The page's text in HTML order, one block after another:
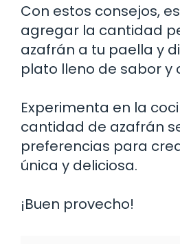
Con estos consejos,
agregar la cantidad
azafrán a tu paella y
plato lleno de sabor y
Experimenta en la
cantidad de azafrán
preferencias para
única y deliciosa.
¡Buen provecho!